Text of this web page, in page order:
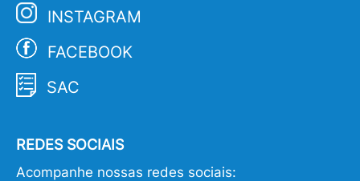
INSTAGRAM
FACEBOOK
SAC
REDES SOCIAIS
Acompanhe nossas redes sociais: